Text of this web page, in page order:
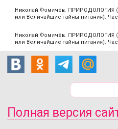
Николай Фомичёв. ПРИРОДОЛОГИЯ
или Величайшие тайны питания).
Николай Фомичёв. ПРИРОДОЛОГИЯ
или Величайшие тайны питания).
Полная версия